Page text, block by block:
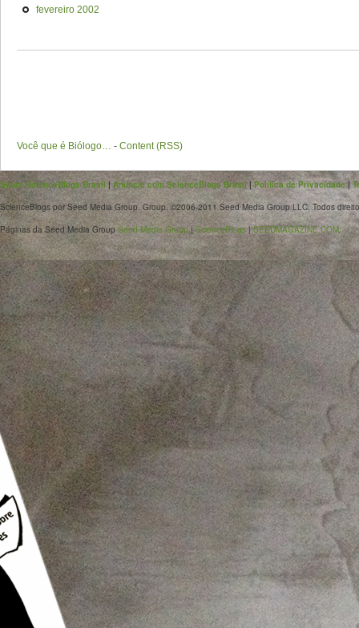
fevereiro 2002
Você que é Biólogo… - Content (RSS)
Sobre ScienceBlogs Brasil| Anuncie com ScienceBlogs Brasil|Política de Privacidade|
ScienceBlogs por Seed Media Group. Group. ©2006-2011 Seed Media Group LLC. Todos
Páginas da Seed Media Group Seed Media Group|ScienceBlogs|SEEDMAGAZINE.COM